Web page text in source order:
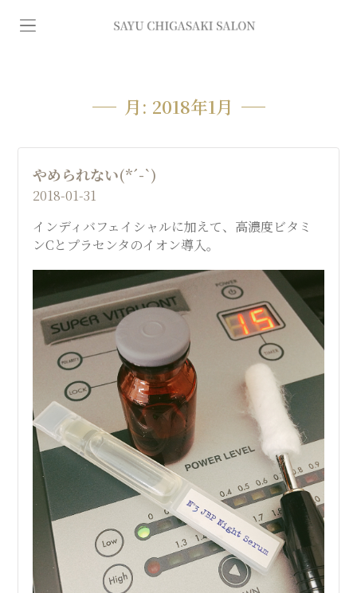
イ
デ
ィ
専
門
エ
ス
テ
サ
ロ
ン
月: 2018年1月
やめられない(*´-`)
2018-01-31
インディバフェイシャルに加えて、高濃度ビタミ
ンCとプラセンタのイオン導入。